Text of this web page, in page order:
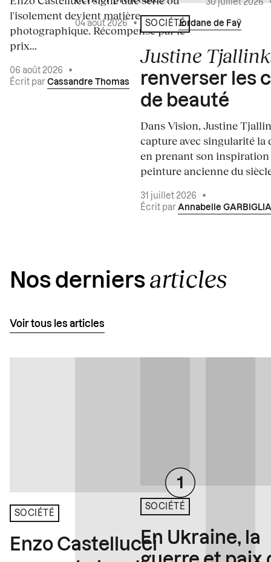
l'isolement devient matière
photographique. Récompensé par le
prix...
06 août 2026
•
Écrit par Cassandre Thomas
04 août 2026 • Écrit par Jordane de Faÿ
SOCIÉTÉ
Justine
renverser les
de beauté
Dans Vision, Justine
capture avec singularité la
en prenant son inspiration
peinture ancienne du
31 juillet 2026
•
Écrit par Annabelle GARBIGLIA
30 juillet 2026
Nos derniers articles
Voir tous les articles
SOCIÉTÉ
Enzo Castellucci
SOCIÉTÉ
En Ukraine, la